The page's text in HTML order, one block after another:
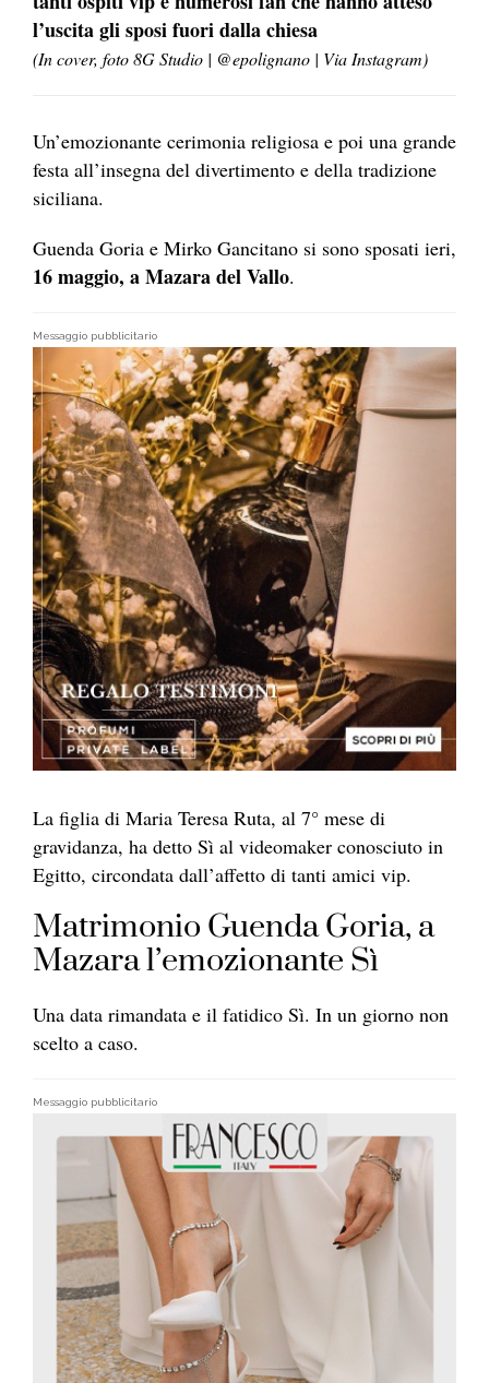
l’uscita gli sposi fuori dalla chiesa
(In cover, foto 8G Studio | @epolignano | Via Instagram)
Un’emozionante cerimonia religiosa e poi una grande
festa all’insegna del divertimento e della tradizione
siciliana.
Guenda Goria e Mirko Gancitano si sono sposati ieri,
16 maggio, a Mazara del Vallo.
Messaggio pubblicitario
La figlia di Maria Teresa Ruta, al 7° mese di
gravidanza, ha detto Sì al videomaker conosciuto in
Egitto, circondata dall’affetto di tanti amici vip.
Matrimonio Guenda Goria, a
Mazara l’emozionante Sì
Una data rimandata e il fatidico Sì. In un giorno non
scelto a caso.
Messaggio pubblicitario